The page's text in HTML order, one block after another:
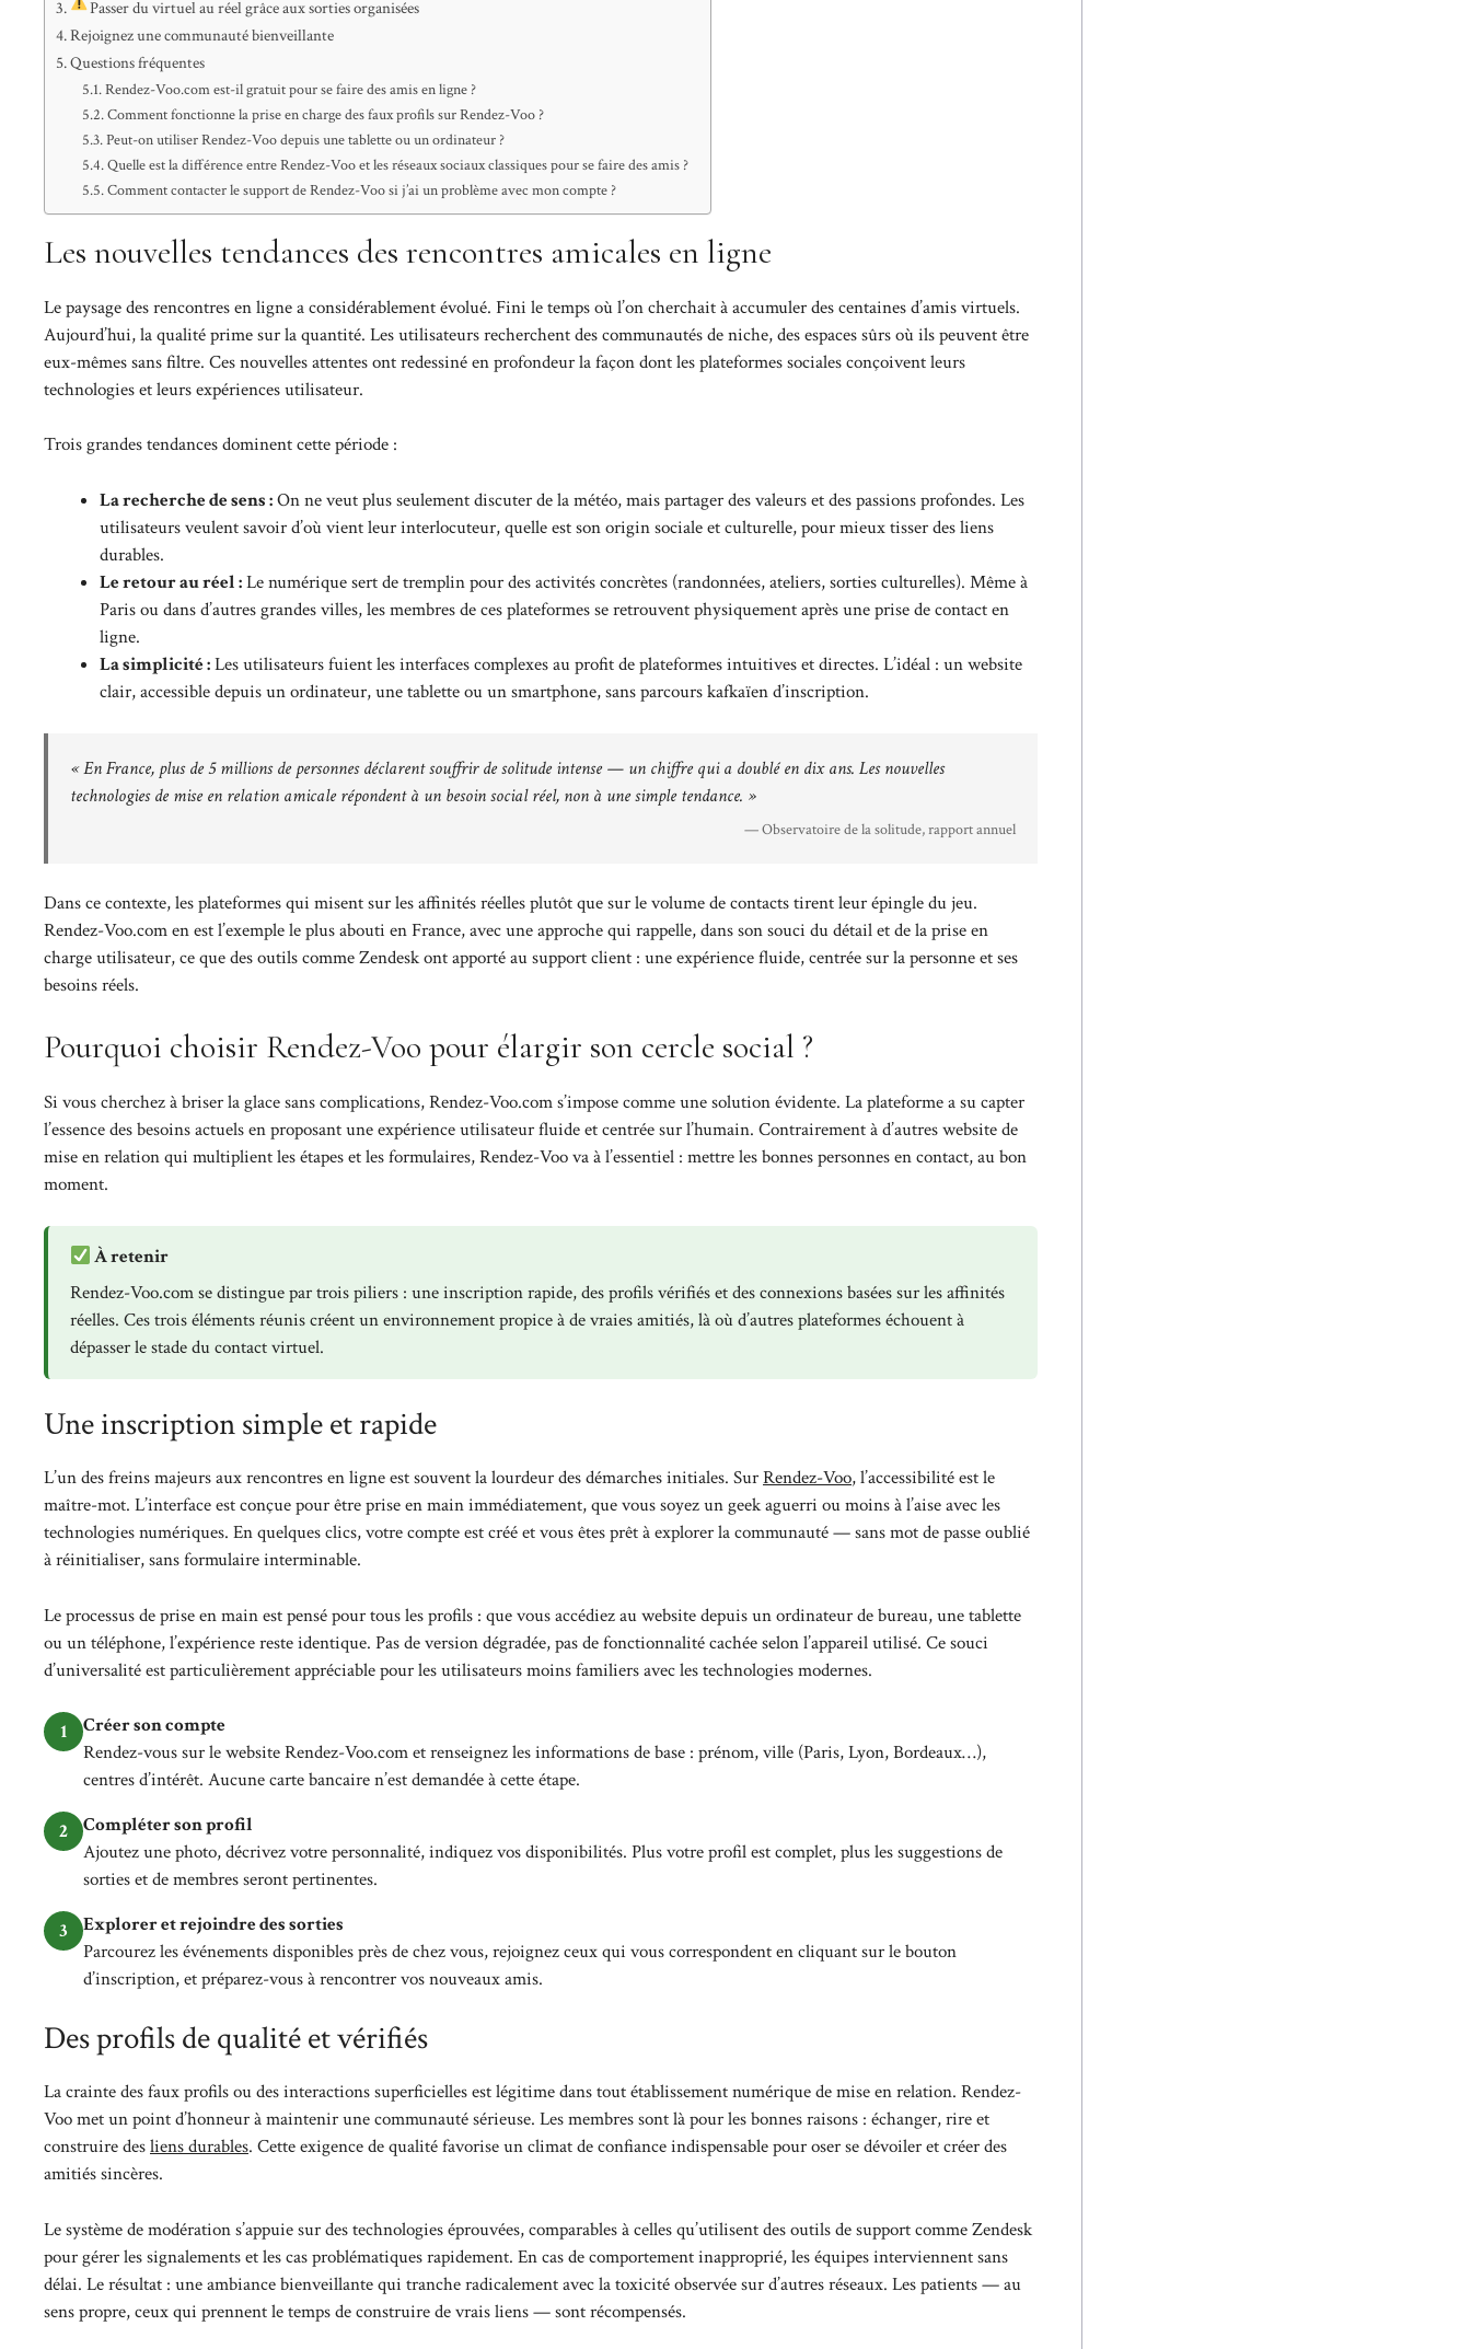
Passer du virtuel au réel grâce aux sorties organisées
Rejoignez une communauté bienveillante
Questions fréquentes
Rendez-Voo.com est-il gratuit pour se faire des amis en ligne ?
Comment fonctionne la prise en charge des faux profils sur Rendez-Voo ?
Peut-on utiliser Rendez-Voo depuis une tablette ou un ordinateur ?
Quelle est la différence entre Rendez-Voo et les réseaux sociaux classiques pour se faire des amis ?
Comment contacter le support de Rendez-Voo si j’ai un problème avec mon compte ?
Les nouvelles tendances des rencontres amicales en ligne
Le paysage des rencontres en ligne a considérablement évolué. Fini le temps où l’on cherchait à accumuler des centaines d’amis virtuels.
Aujourd’hui, la qualité prime sur la quantité. Les utilisateurs recherchent des communautés de niche, des espaces sûrs où ils peuvent être
eux-mêmes sans filtre. Ces nouvelles attentes ont redessiné en profondeur la façon dont les plateformes sociales conçoivent leurs
technologies et leurs expériences utilisateur.
Trois grandes tendances dominent cette période :
La recherche de sens :On ne veut plus seulement discuter de la météo, mais partager des valeurs et des passions profondes. Les
utilisateurs veulent savoir d’où vient leur interlocuteur, quelle est son origin sociale et culturelle, pour mieux tisser des liens
durables.
Le retour au réel :Le numérique sert de tremplin pour des activités concrètes (randonnées, ateliers, sorties culturelles). Même à
Paris ou dans d’autres grandes villes, les membres de ces plateformes se retrouvent physiquement après une prise de contact en
ligne.
La simplicité :Les utilisateurs fuient les interfaces complexes au profit de plateformes intuitives et directes. L’idéal : un website
clair, accessible depuis un ordinateur, une tablette ou un smartphone, sans parcours kafkaïen d’inscription.
« En France, plus de 5 millions de personnes déclarent souffrir de solitude intense — un chiffre qui a doublé en dix ans. Les nouvelles
technologies de mise en relation amicale répondent à un besoin social réel, non à une simple tendance. »
— Observatoire de la solitude, rapport annuel
Dans ce contexte, les plateformes qui misent sur les affinités réelles plutôt que sur le volume de contacts tirent leur épingle du jeu.
Rendez-Voo.com en est l’exemple le plus abouti en France, avec une approche qui rappelle, dans son souci du détail et de la prise en
charge utilisateur, ce que des outils comme Zendesk ont apporté au support client : une expérience fluide, centrée sur la personne et ses
besoins réels.
Pourquoi choisir Rendez-Voo pour élargir son cercle social ?
Si vous cherchez à briser la glace sans complications, Rendez-Voo.com s’impose comme une solution évidente. La plateforme a su capter
l’essence des besoins actuels en proposant une expérience utilisateur fluide et centrée sur l’humain. Contrairement à d’autres website de
mise en relation qui multiplient les étapes et les formulaires, Rendez-Voo va à l’essentiel : mettre les bonnes personnes en contact, au bon
moment.
À retenir
Rendez-Voo.com se distingue par trois piliers : une inscription rapide, des profils vérifiés et des connexions basées sur les affinités
réelles. Ces trois éléments réunis créent un environnement propice à de vraies amitiés, là où d’autres plateformes échouent à
dépasser le stade du contact virtuel.
Une inscription simple et rapide
L’un des freins majeurs aux rencontres en ligne est souvent la lourdeur des démarches initiales. SurRendez-Voo, l’accessibilité est le
maître-mot. L’interface est conçue pour être prise en main immédiatement, que vous soyez un geek aguerri ou moins à l’aise avec les
technologies numériques. En quelques clics, votre compte est créé et vous êtes prêt à explorer la communauté — sans mot de passe oublié
à réinitialiser, sans formulaire interminable.
Le processus de prise en main est pensé pour tous les profils : que vous accédiez au website depuis un ordinateur de bureau, une tablette
ou un téléphone, l’expérience reste identique. Pas de version dégradée, pas de fonctionnalité cachée selon l’appareil utilisé. Ce souci
d’universalité est particulièrement appréciable pour les utilisateurs moins familiers avec les technologies modernes.
1
Créer son compte
Rendez-vous sur le website Rendez-Voo.com et renseignez les informations de base : prénom, ville (Paris, Lyon, Bordeaux…),
centres d’intérêt. Aucune carte bancaire n’est demandée à cette étape.
2
Compléter son profil
Ajoutez une photo, décrivez votre personnalité, indiquez vos disponibilités. Plus votre profil est complet, plus les suggestions de
sorties et de membres seront pertinentes.
3
Explorer et rejoindre des sorties
Parcourez les événements disponibles près de chez vous, rejoignez ceux qui vous correspondent en cliquant sur le bouton
d’inscription, et préparez-vous à rencontrer vos nouveaux amis.
Des profils de qualité et vérifiés
La crainte des faux profils ou des interactions superficielles est légitime dans tout établissement numérique de mise en relation. Rendez-
Voo met un point d’honneur à maintenir une communauté sérieuse. Les membres sont là pour les bonnes raisons : échanger, rire et
construire desliens durables. Cette exigence de qualité favorise un climat de confiance indispensable pour oser se dévoiler et créer des
amitiés sincères.
Le système de modération s’appuie sur des technologies éprouvées, comparables à celles qu’utilisent des outils de support comme Zendesk
pour gérer les signalements et les cas problématiques rapidement. En cas de comportement inapproprié, les équipes interviennent sans
délai. Le résultat : une ambiance bienveillante qui tranche radicalement avec la toxicité observée sur d’autres réseaux. Les patients — au
sens propre, ceux qui prennent le temps de construire de vrais liens — sont récompensés.